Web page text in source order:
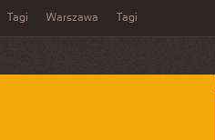
Tagi Warszawa Tagi